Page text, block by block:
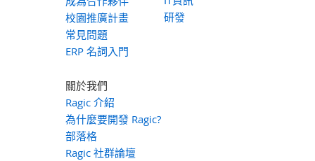
校園推廣計畫
常見問題
ERP 名詞入門
研發
關於我們
Ragic 介紹
為什麼要開發 Ragic?
部落格
Ragic 社群論壇